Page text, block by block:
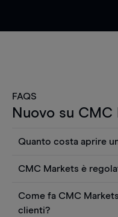
FAQS
Nuovo su CMC
Quanto costa aprire
Puoi anche
utilizzare strumenti
o rapporti quantitativi
CMC Markets è
regolamentato
Come fa CMC
clienti?